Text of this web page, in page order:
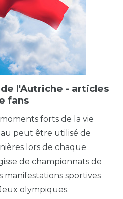
l'Autriche - articles
fans
forts de la vie
peut être utilisé de
lors de chaque
de championnats de
manifestations sportives
olympiques.